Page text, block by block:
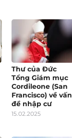
Thư của Đức
Tổng Giám mục
Cordileone (San
Francisco) về vấn
đề nhập cư
15.02.2025